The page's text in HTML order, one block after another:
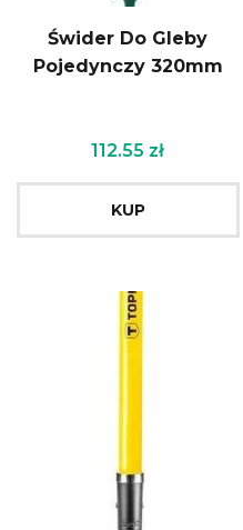
Świder Do Gleby
Pojedynczy 320mm
112.55 zł
KUP